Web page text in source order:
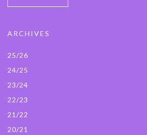
ARCHIVES
25/26
24/25
23/24
22/23
21/22
20/21